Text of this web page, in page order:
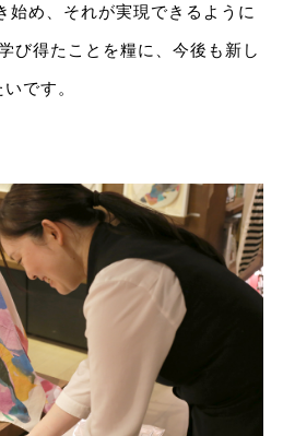
始め、それが実現できるように
び得たことを糧に、今後も新し
です。